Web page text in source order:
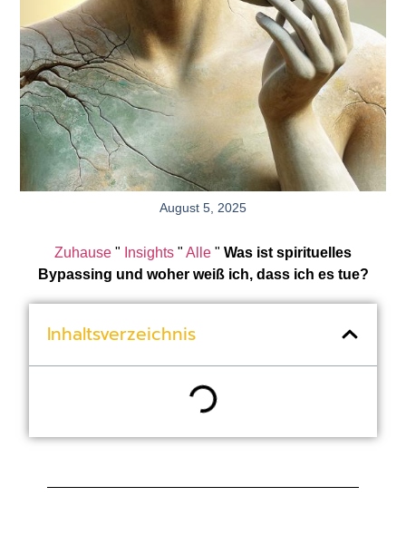
August 5, 2025
Zuhause " Insights " Alle " Was ist spirituelles
Bypassing und woher weiß ich, dass ich es tue?
Inhaltsverzeichnis